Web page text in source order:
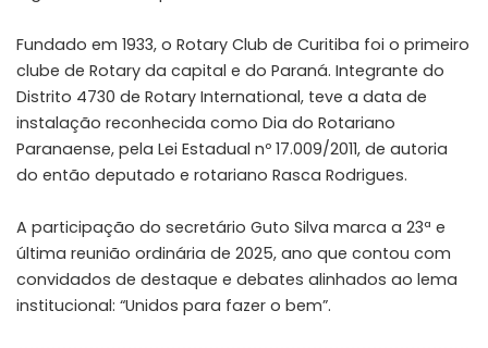
Fundado em 1933, o Rotary Club de Curitiba foi o primeiro
clube de Rotary da capital e do Paraná. Integrante do
Distrito 4730 de Rotary International, teve a data de
instalação reconhecida como Dia do Rotariano
Paranaense, pela Lei Estadual nº 17.009/2011, de autoria
do então deputado e rotariano Rasca Rodrigues.
A participação do secretário Guto Silva marca a 23ª e
última reunião ordinária de 2025, ano que contou com
convidados de destaque e debates alinhados ao lema
institucional: “Unidos para fazer o bem”.